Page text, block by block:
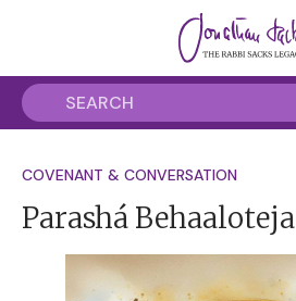
COVENANT & CONVERSATION
Parashá Behaaloteja